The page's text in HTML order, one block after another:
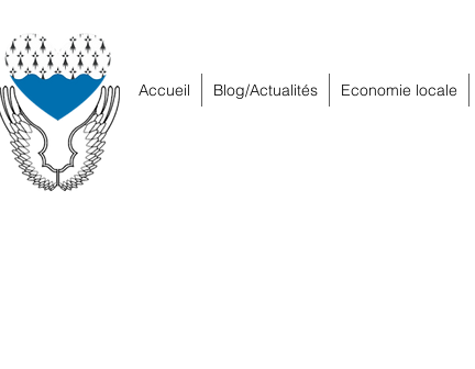
Accueil Blog/Actualités Economie locale